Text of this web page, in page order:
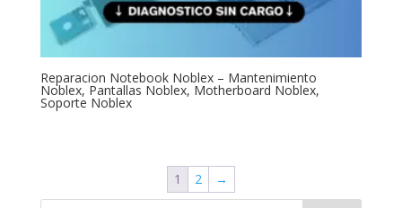
Reparacion Notebook Noblex – Mantenimiento
Noblex, Pantallas Noblex, Motherboard Noblex,
Soporte Noblex
1 2 →